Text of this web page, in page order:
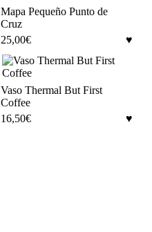
Mapa Pequeño Punto de
Cruz
25,00€
Vaso Thermal But First
Coffee
16,50€